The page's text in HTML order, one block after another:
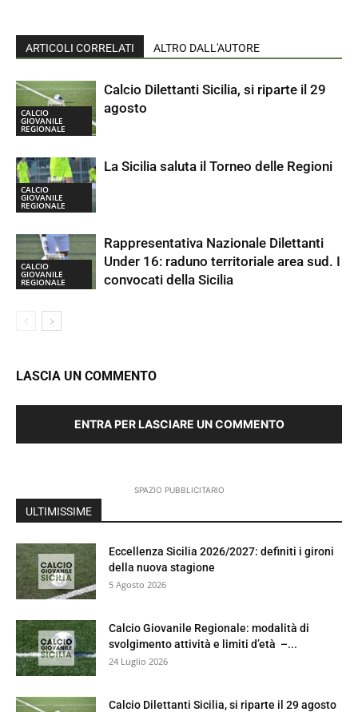
ARTICOLI CORRELATI ALTRO DALL'AUTORE
CALCIO
GIOVANILE
REGIONALE
Calcio Dilettanti Sicilia, si riparte il 29
agosto
CALCIO
GIOVANILE
REGIONALE
La Sicilia saluta il Torneo delle Regioni
CALCIO
GIOVANILE
REGIONALE
Rappresentativa Nazionale Dilettanti
Under 16: raduno territoriale area sud. I
convocati della Sicilia
LASCIA UN COMMENTO
ENTRA PER LASCIARE UN COMMENTO
SPAZIO PUBBLICITARIO
ULTIMISSIME
Eccellenza Sicilia 2026/2027: definiti i gironi
della nuova stagione
5 Agosto 2026
Calcio Giovanile Regionale: modalità di
svolgimento attività e limiti d’età –...
24 Luglio 2026
Calcio Dilettanti Sicilia, si riparte il 29 agosto